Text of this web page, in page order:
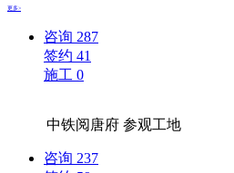
更多>
咨询 287
签约 41
施工 0
中铁阅唐府参观工地
咨询 237